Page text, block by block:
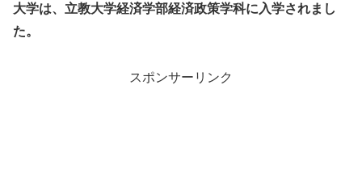
大学は、立教大学経済学部経済政策学科に入学されまし
た。
スポンサーリンク